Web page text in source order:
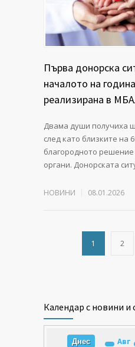
Първа донорска
началото на
реализирана в
Двама души получиха
след като близките на
благородното
органи. Донорската
НОВИНИ 08.01.2026
1 2
Календар с новини и
Днес Авг